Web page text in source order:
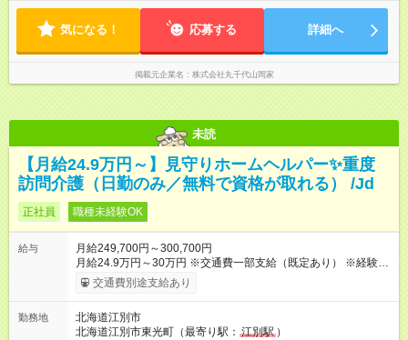
採用時と同じです。 ＜研修体制に自信あり！＞ 入社後は、研修
センターで基本から学び直すことが可能です。配属後も、ベテ
ランスタッフがマンツーマンでサポート。さらに、1ヶ月後には
再び研修センターで調理技術を磨く集中研修を受けられるの
30時間前後（1~2時間 / 日）
気になる！ 応募する 詳細へ
掲載元企業名 株式会社丸千代山岡家
未読
【月給24.9万円～】見守りホームヘルパー✨重度
訪問介護（日勤のみ／無料で資格が取れる） /Jd
正社員 職種未経験OK
給与
月給249,700円～300,700円
月給24.9万円～30万円 ※交通費一部支給（既定あり） ※経験・
能力を考慮して決定します 【入社後のモデル月収（無資格・未
経験入社の場合）】 ［入社］ 無資格・未経験／月収21.1万円
年半］ ジュニアMGR／月収31.6万円 ［入社2年半］ マネー
ジャー／月収36万円以上 ※経験・能力等を考慮。 【試用期間】
交通費別途支給あり
勤務地
北海道江別市
北海道江別市東光町（最寄り駅： 江別駅 ）